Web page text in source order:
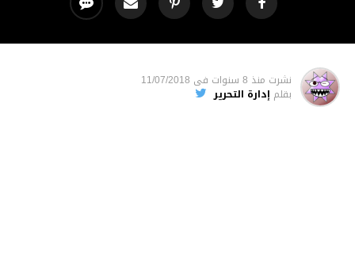
نشرت منذ 8 سنوات فى 11/07/2018
بقلم إدارة التحرير